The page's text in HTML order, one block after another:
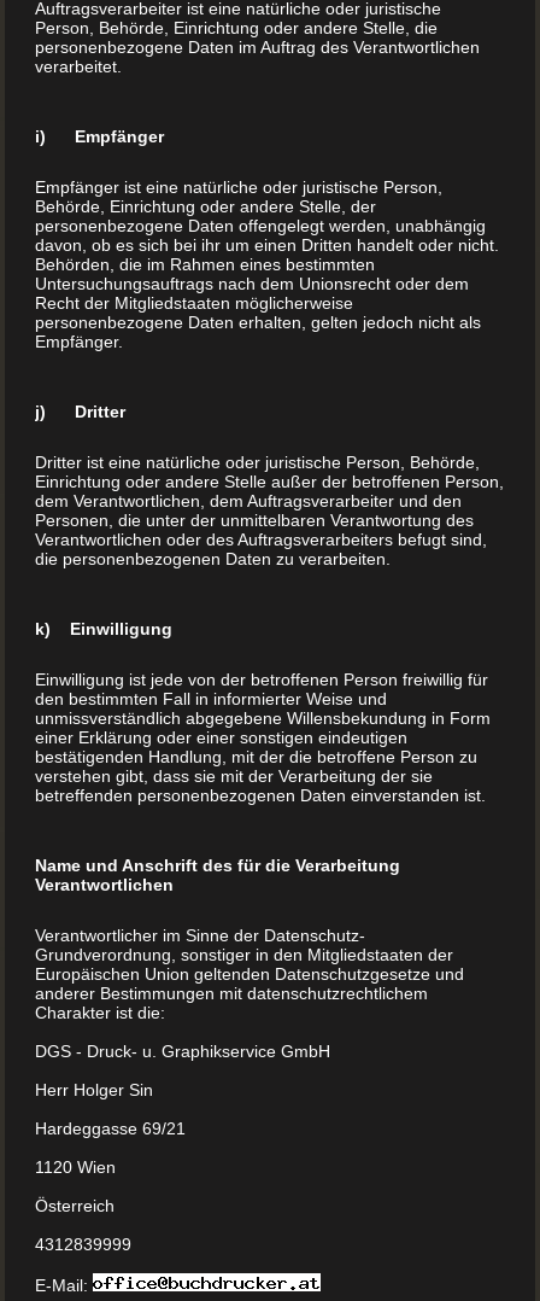
Außerdem haben Sie die Möglichkeit, hunderte
Referenzbücher anzuschauen und sich einen
lebendigen Eindruck von Material, Druckverfahren,
Auch zum Thema Marketing und Verkauf Ihres
Kinderbuches bekommen Sie gern und kostenlos
Auskunft vom Profi. Bei einer geplanten Auflage von
100 Büchern gibt es vorab sogar ein kostenloses
Musterbuch – liegt die Auflagenhöhe darunter kostet
es 70€.
Auftragsverarbeiter ist eine natürliche oder juristische
Person, Behörde, Einrichtung oder andere Stelle, die
personenbezogene Daten im Auftrag des Verantwortlichen
verarbeitet.
i) Empfänger
Empfänger ist eine natürliche oder juristische Person,
Behörde, Einrichtung oder andere Stelle, der
personenbezogene Daten offengelegt werden, unabhängig
davon, ob es sich bei ihr um einen Dritten handelt oder nicht.
Behörden, die im Rahmen eines bestimmten
Untersuchungsauftrags nach dem Unionsrecht oder dem
Recht der Mitgliedstaaten möglicherweise
personenbezogene Daten erhalten, gelten jedoch nicht als
Empfänger.
j) Dritter
Dritter ist eine natürliche oder juristische Person, Behörde,
Einrichtung oder andere Stelle außer der betroffenen Person,
dem Verantwortlichen, dem Auftragsverarbeiter und den
Personen, die unter der unmittelbaren Verantwortung des
Verantwortlichen oder des Auftragsverarbeiters befugt sind,
die personenbezogenen Daten zu verarbeiten.
k) Einwilligung
Einwilligung ist jede von der betroffenen Person freiwillig für
den bestimmten Fall in informierter Weise und
unmissverständlich abgegebene Willensbekundung in Form
einer Erklärung oder einer sonstigen eindeutigen
bestätigenden Handlung, mit der die betroffene Person zu
verstehen gibt, dass sie mit der Verarbeitung der sie
betreffenden personenbezogenen Daten einverstanden ist.
Name und Anschrift des für die Verarbeitung
Verantwortlichen
Verantwortlicher im Sinne der Datenschutz-
Grundverordnung, sonstiger in den Mitgliedstaaten der
Europäischen Union geltenden Datenschutzgesetze und
anderer Bestimmungen mit datenschutzrechtlichem
Charakter ist die:
DGS - Druck- u. Graphikservice GmbH
Herr Holger Sin
Hardeggasse 69/21
1120 Wien
Österreich
4312839999
E-Mail: